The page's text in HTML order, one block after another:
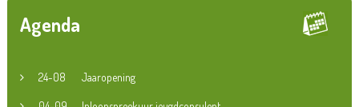
Agenda
24-08 Jaaropening